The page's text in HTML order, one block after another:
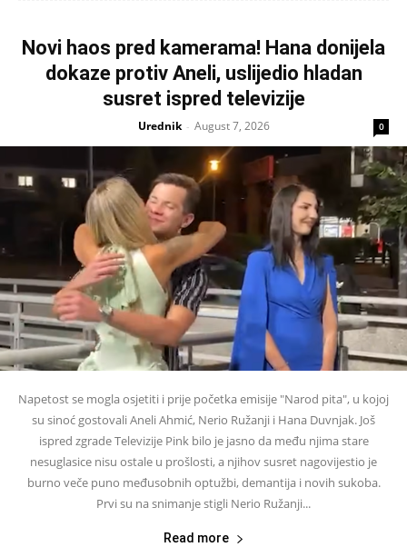
Novi haos pred kamerama! Hana donijela
dokaze protiv Aneli, uslijedio hladan
susret ispred televizije
Urednik - August 7, 2026 0
Napetost se mogla osjetiti i prije početka emisije "Narod pita", u kojoj
su sinoć gostovali Aneli Ahmić, Nerio Ružanji i Hana Duvnjak. Još
ispred zgrade Televizije Pink bilo je jasno da među njima stare
nesuglasice nisu ostale u prošlosti, a njihov susret nagovijestio je
burno veče puno međusobnih optužbi, demantija i novih sukoba.
Prvi su na snimanje stigli Nerio Ružanji...
Read more